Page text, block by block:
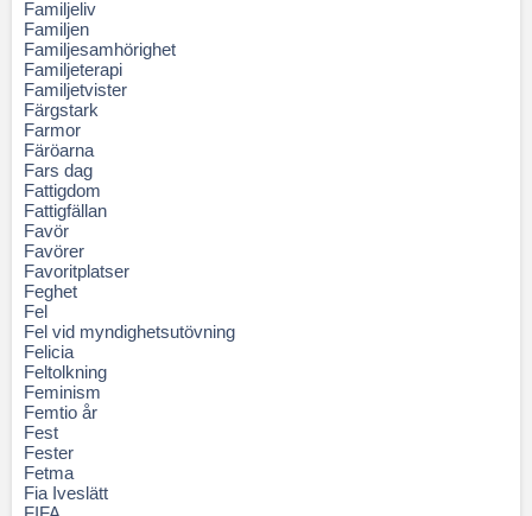
Familjeliv
Familjen
Familjesamhörighet
Familjeterapi
Familjetvister
Färgstark
Farmor
Färöarna
Fars dag
Fattigdom
Fattigfällan
Favör
Favörer
Favoritplatser
Feghet
Fel
Fel vid myndighetsutövning
Felicia
Feltolkning
Feminism
Femtio år
Fest
Fester
Fetma
Fia Iveslätt